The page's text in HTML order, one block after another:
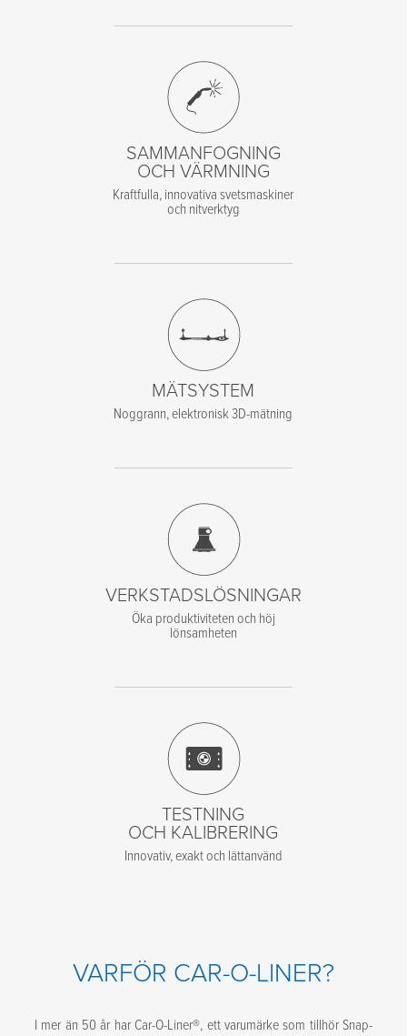
SAMMANFOGNING
OCH VÄRMNING
Kraftfulla, innovativa svetsmaskiner
och nitverktyg
MÄTSYSTEM
Noggrann, elektronisk 3D-mätning
VERKSTADSLÖSNINGAR
Öka produktiviteten och höj
lönsamheten
TESTNING
OCH KALIBRERING
Innovativ, exakt och lättanvänd
VARFÖR CAR-O-LINER?
I mer än 50 år har Car-O-Liner®, ett varumärke som tillhör Snap-